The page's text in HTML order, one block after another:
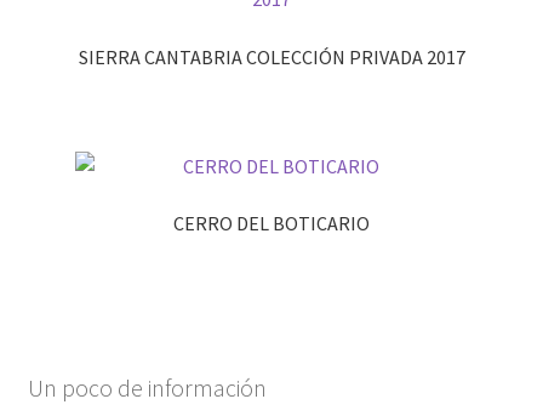
SIERRA CANTABRIA COLECCIÓN PRIVADA 2017
CERRO DEL BOTICARIO
Un poco de información